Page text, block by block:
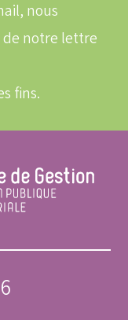
nous
de notre lettre
fins.